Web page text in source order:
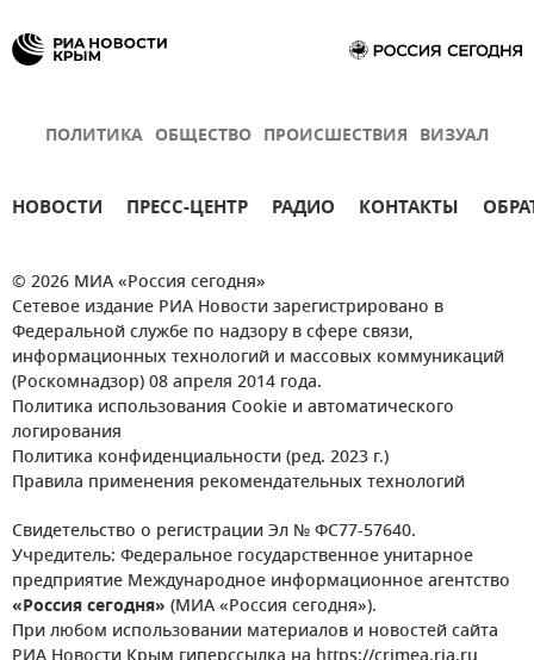
ПОЛИТИКА ОБЩЕСТВО ПРОИСШЕСТВИЯ ВИЗУАЛ
НОВОСТИ ПРЕСС-ЦЕНТР РАДИО КОНТАКТЫ
© 2026 МИА «Россия сегодня»
Сетевое издание РИА Новости зарегистрировано в
Федеральной службе по надзору в сфере связи,
информационных технологий и массовых коммуникаций
(Роскомнадзор) 08 апреля 2014 года.
Политика использования Cookie и автоматического
логирования
Политика конфиденциальности (ред. 2023 г.)
Правила применения рекомендательных технологий
Свидетельство о регистрации Эл № ФС77-57640.
Учредитель: Федеральное государственное унитарное
предприятие Международное информационное агентство
«Россия сегодня» (МИА «Россия сегодня»).
При любом использовании материалов и новостей сайта